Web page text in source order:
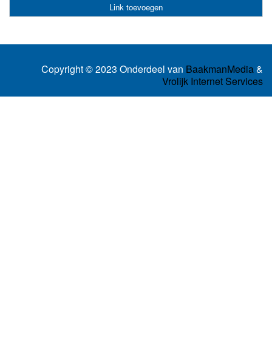
Link toevoegen
Copyright © 2023 Onderdeel van BaakmanMedia&
Vrolijk Internet Services